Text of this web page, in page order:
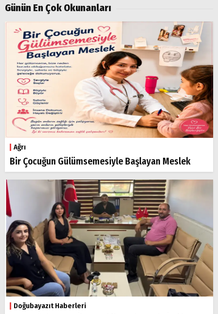
Günün En Çok Okunanları
Ağrı
Bir Çocuğun Gülümsemesiyle Başlayan Meslek
Doğubayazıt Haberleri
Doğubayazıt